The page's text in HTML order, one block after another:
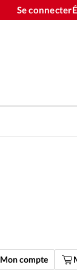
Se connecter
Mon compte